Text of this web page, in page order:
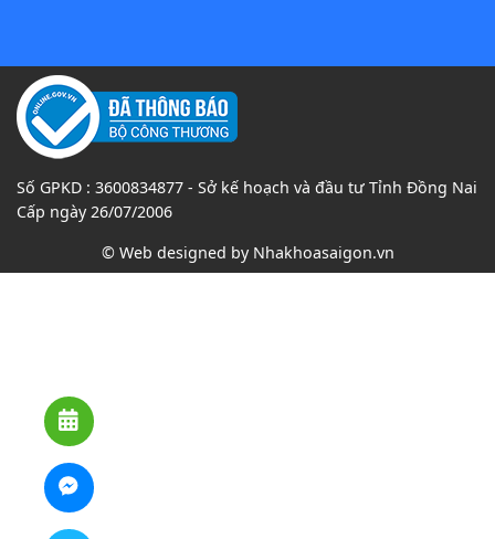
Số GPKD : 3600834877 - Sở kế hoạch và đầu tư Tỉnh Đồng Nai
Cấp ngày 26/07/2006
© Web designed by Nhakhoasaigon.vn